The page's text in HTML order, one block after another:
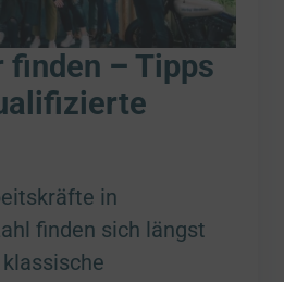
– Tipps
in
finden sich längst